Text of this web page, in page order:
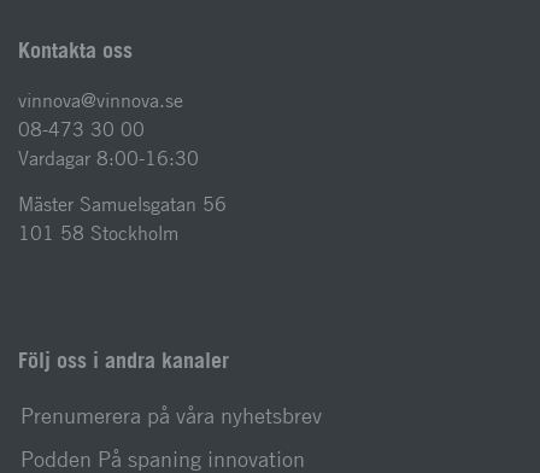
Kontakta oss
vinnova@vinnova.se
08-473 30 00
Vardagar 8:00-16:30
Mäster Samuelsgatan 56
101 58 Stockholm
Följ oss i andra kanaler
Prenumerera på våra nyhetsbrev
Podden På spaning innovation